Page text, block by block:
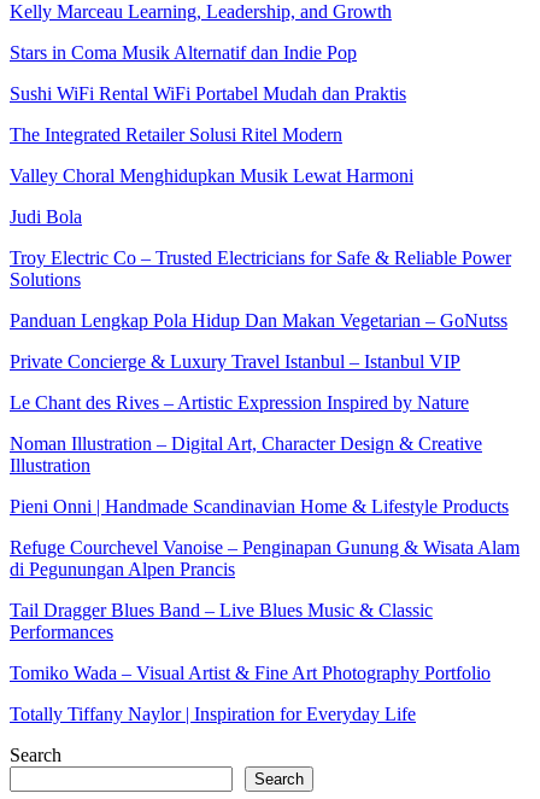
Kelly Marceau Learning, Leadership, and Growth
Stars in Coma Musik Alternatif dan Indie Pop
Sushi WiFi Rental WiFi Portabel Mudah dan Praktis
The Integrated Retailer Solusi Ritel Modern
Valley Choral Menghidupkan Musik Lewat Harmoni
Judi Bola
Troy Electric Co – Trusted Electricians for Safe & Reliable Power
Solutions
Panduan Lengkap Pola Hidup Dan Makan Vegetarian – GoNutss
Private Concierge & Luxury Travel Istanbul – Istanbul VIP
Le Chant des Rives – Artistic Expression Inspired by Nature
Noman Illustration – Digital Art, Character Design & Creative
Illustration
Pieni Onni | Handmade Scandinavian Home & Lifestyle Products
Refuge Courchevel Vanoise – Penginapan Gunung & Wisata Alam
di Pegunungan Alpen Prancis
Tail Dragger Blues Band – Live Blues Music & Classic
Performances
Tomiko Wada – Visual Artist & Fine Art Photography Portfolio
Totally Tiffany Naylor | Inspiration for Everyday Life
Search
Search